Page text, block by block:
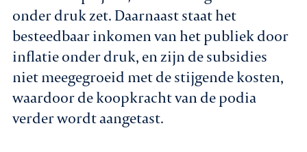
onder druk zet. Daarnaast staat het
besteedbaar inkomen van het publiek door
inflatie onder druk, en zijn de subsidies
niet meegegroeid met de stijgende kosten,
waardoor de koopkracht van de podia
verder wordt aangetast.